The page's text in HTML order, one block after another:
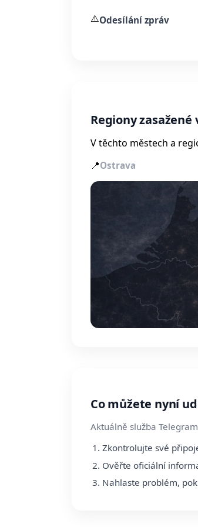
⚠️Odesílání zpráv
Regiony
V těchto městech a
📍Ostrava
Co můžete nyní
Aktuálně služba
Zkontrolujte své
Ověřte oficiální
Nahlaste problém,